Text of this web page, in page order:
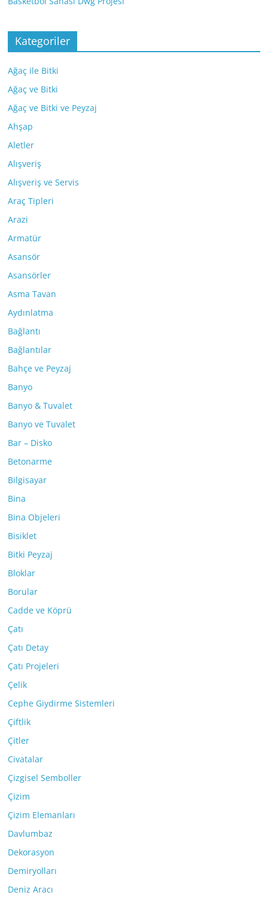
Kategoriler
Ağaç ile Bitki
Ağaç ve Bitki
Ağaç ve Bitki ve Peyzaj
Ahşap
Aletler
Alışveriş
Alışveriş ve Servis
Araç Tipleri
Arazi
Armatür
Asansör
Asansörler
Asma Tavan
Aydınlatma
Bağlantı
Bağlantılar
Bahçe ve Peyzaj
Banyo
Banyo & Tuvalet
Banyo ve Tuvalet
Bar – Disko
Betonarme
Bilgisayar
Bina
Bina Objeleri
Bisiklet
Bitki Peyzaj
Bloklar
Borular
Cadde ve Köprü
Çatı
Çatı Detay
Çatı Projeleri
Çelik
Cephe Giydirme Sistemleri
Çiftlik
Çitler
Civatalar
Çizgisel Semboller
Çizim
Çizim Elemanları
Davlumbaz
Dekorasyon
Demiryolları
Deniz Aracı